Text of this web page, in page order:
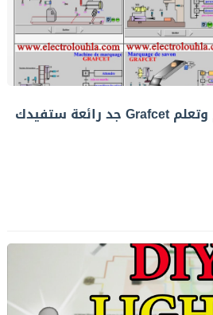
صور لكل من يريد فهم وتعلم Grafcet جد رائعة ستفيدك